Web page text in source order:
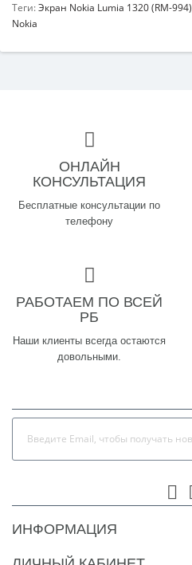
Теги:Экран Nokia Lumia 1320 (RM-994)
Nokia
ОНЛАЙН
КОНСУЛЬТАЦИЯ
Бесплатные консультации по
телефону
РАБОТАЕМ ПО ВСЕЙ
РБ
Наши клиенты всегда остаются
довольными.
ИНФОРМАЦИЯ